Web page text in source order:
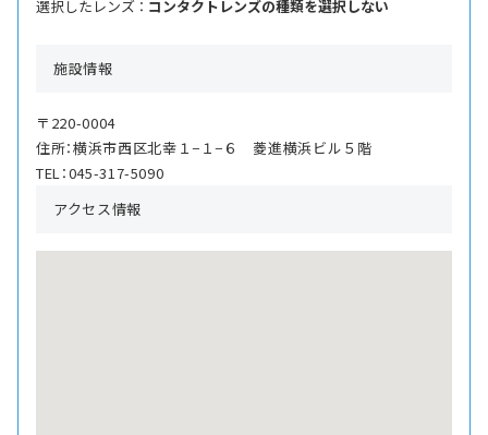
選択したレンズ ： コンタクトレンズの種類を選択しない
施設情報
〒220-0004
住所：横浜市西区北幸１−１−６ 菱進横浜ビル５階
TEL：045-317-5090
アクセス情報